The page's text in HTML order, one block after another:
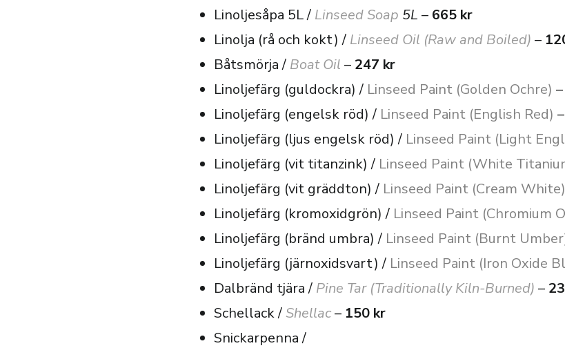
Linoljesåpa 5L / Linseed Soap 5L – 665 kr
Linolja (rå och kokt) / Linseed Oil (Raw and Boiled) –
Båtsmörja / Boat Oil – 247 kr
Linoljefärg (guldockra) / Linseed Paint (Golden Ochre) –
Linoljefärg (engelsk röd) /Linseed Paint (English Red) –
Linoljefärg (ljus engelsk röd) / Linseed Paint (Light
Linoljefärg (vit titanzink) / Linseed Paint (White
Linoljefärg (vit gräddton) / Linseed Paint (Cream White)
Linoljefärg (kromoxidgrön) / Linseed Paint (Chromium
Linoljefärg (bränd umbra) / Linseed Paint (Burnt
Linoljefärg (järnoxidsvart) / Linseed Paint (Iron Oxide
Dalbränd tjära / Pine Tar (Traditionally Kiln-Burned) –
Schellack / Shellac– 150 kr
Snickarpenna /